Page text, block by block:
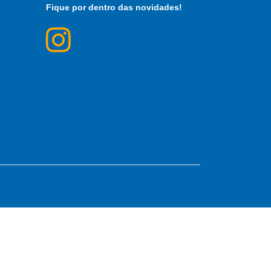
Fique por dentro das novidades!